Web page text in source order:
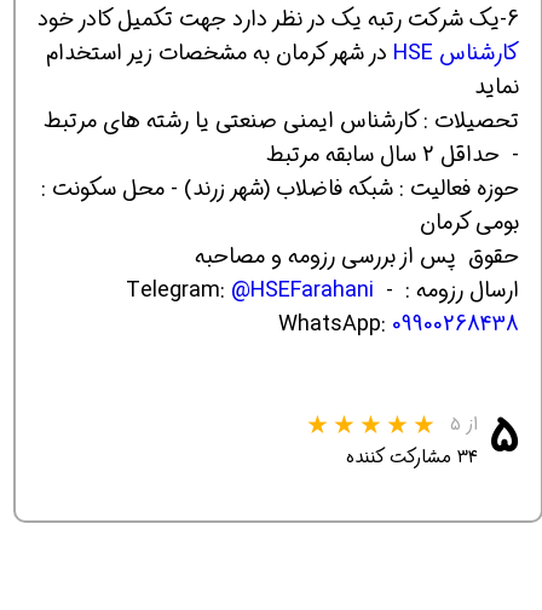
6-یک شرکت رتبه یک در نظر دارد جهت تکمیل کادر خود
کارشناس HSE
در شهر کرمان به مشخصات زیر استخدام
نماید
تحصیلات : کارشناس ایمنی صنعتی یا رشته های مرتبط
- حداقل 2 سال سابقه مرتبط
حوزه فعالیت : شبکه فاضلاب (شهر زرند) - محل سکونت :
بومی کرمان
حقوق پس از بررسی رزومه و مصاحبه
ارسال رزومه : Telegram:
@HSEFarahani -
WhatsApp: 09900268438
۵ از ۵
۳۴ مشارکت کننده